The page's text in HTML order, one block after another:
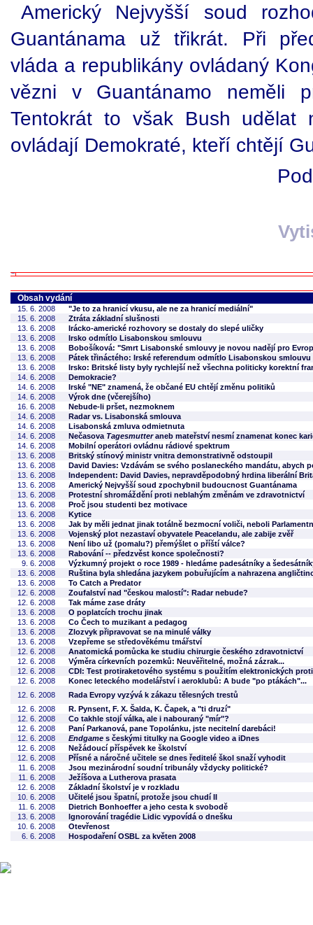
Americký Nejvyšší soud
Guantánama už třikrát. Při
vláda a republikány ovládaný
vězni v Guantánamo neměli
Tentokrát to však Bush udělat
ovládají Demokraté, kteří chtějí
Obsah vydání
15. 6. 2008
"Je to za hranicí vkusu, ale ne za hranicí mediální"
15. 6. 2008
Ztráta základní slušnosti
13. 6. 2008
Irácko-americké rozhovory se dostaly do slepé uličky
13. 6. 2008
Irsko odmítlo Lisabonskou smlouvu
13. 6. 2008
Bobošíková: "Smrt Lisabonské smlouvy je novou nadějí pro
13. 6. 2008
Pátek třináctého: Irské referendum odmítlo Lisabonskou smlouvu
13. 6. 2008
Irsko: Britské listy byly rychlejší než všechna politicky korektní
14. 6. 2008
Demokracie?
14. 6. 2008
Irské "NE" znamená, že občané EU chtějí změnu politiků
14. 6. 2008
Výrok dne (včerejšího)
16. 6. 2008
Nebude-li pršet, nezmoknem
14. 6. 2008
Radar vs. Lisabonská smlouva
14. 6. 2008
Lisabonská zmluva odmietnuta
14. 6. 2008
Nečasova Tagesmutteraneb mateřství nesmí znamenat konec
14. 6. 2008
Mobilní operátori ovládnu rádiové spektrum
13. 6. 2008
Britský stínový ministr vnitra demonstrativně odstoupil
13. 6. 2008
David Davies: Vzdávám se svého poslaneckého mandátu, abych
13. 6. 2008
Independent: David Davies, nepravděpodobný hrdina liberální
13. 6. 2008
Americký Nejvyšší soud zpochybnil budoucnost Guantánama
13. 6. 2008
Protestní shromáždění proti neblahým změnám ve zdravotnictví
13. 6. 2008
Proč jsou studenti bez motivace
13. 6. 2008
Kytice
13. 6. 2008
Jak by měli jednat jinak totálně bezmocní voliči, neboli
13. 6. 2008
Vojenský plot nezastaví obyvatele Peacelandu, ale zabije zvěř
13. 6. 2008
Není libo už (pomalu?) přemýšlet o příští válce?
13. 6. 2008
Rabování -- předzvěst konce společnosti?
9. 6. 2008
Výzkumný projekt o roce 1989 - hledáme padesátníky a
13. 6. 2008
Ruština byla shledána jazykem pobuřujícím a nahrazena
13. 6. 2008
To Catch a Predator
12. 6. 2008
Zoufalství nad "českou malostí": Radar nebude?
12. 6. 2008
Tak máme zase dráty
13. 6. 2008
O poplatcích trochu jinak
13. 6. 2008
Co Čech to muzikant a pedagog
13. 6. 2008
Zlozvyk připravovat se na minulé války
13. 6. 2008
Vzepřeme se středověkému tmářství
12. 6. 2008
Anatomická pomůcka ke studiu chirurgie českého zdravotnictví
12. 6. 2008
Výměra církevních pozemků: Neuvěřitelné, možná zázrak...
12. 6. 2008
CDI: Test protiraketového systému s použitím elektronických
12. 6. 2008
Konec leteckého modelářství i aeroklubů: A bude "po ptákách"...
12. 6. 2008
Rada Evropy vyzývá k zákazu tělesných trestů
12. 6. 2008
R. Pynsent, F. X. Šalda, K. Čapek, a "ti druzí"
12. 6. 2008
Co takhle stojí válka, ale i nabouraný "mír"?
12. 6. 2008
Paní Parkanová, pane Topolánku, jste necitelní darebáci!
12. 6. 2008
Endgame s českými titulky na Google video a iDnes
12. 6. 2008
Nežádoucí příspěvek ke školství
12. 6. 2008
Přísné a náročné učitele se dnes ředitelé škol snaží vyhodit
11. 6. 2008
Jsou mezinárodní soudní tribunály vždycky politické?
11. 6. 2008
Ježíšova a Lutherova prasata
12. 6. 2008
Základní školství je v rozkladu
10. 6. 2008
Učitelé jsou špatní, protože jsou chudí II
11. 6. 2008
Dietrich Bonhoeffer a jeho cesta k svobodě
13. 6. 2008
Ignorování tragédie Lidic vypovídá o dnešku
10. 6. 2008
Otevřenost
6. 6. 2008
Hospodaření OSBL za květen 2008